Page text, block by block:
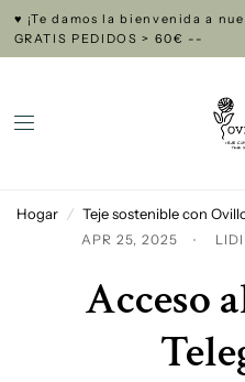
♥ ¡Te damos la bienvenida a
GRATIS PEDIDOS > 60€ --
Hogar / Teje sostenible con
APR 25, 2025
Acceso